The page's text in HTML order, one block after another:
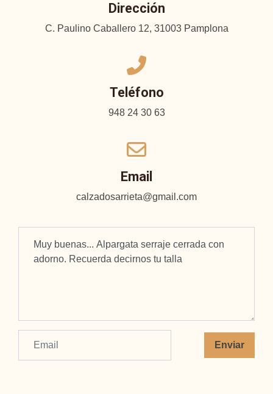
Dirección
C. Paulino Caballero 12, 31003 Pamplona
Teléfono
948 24 30 63
Email
calzadosarrieta@gmail.com
Enviar